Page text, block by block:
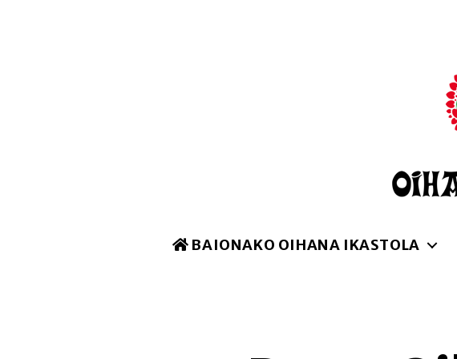
BAIONAKO OIHANA IKASTOLA